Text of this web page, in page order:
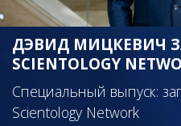
ДЭВИД МИЦКЕВИЧ
SCIENTOLOGY
Специальный выпуск:
Scientology Network